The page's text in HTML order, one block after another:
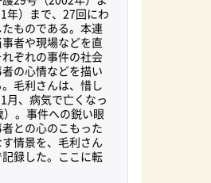
茂樹弁護士（大阪弁護士会）と交
プロで打たれた手紙が戸谷弁護士
年）まで、27回にわ
ものである。本連
者や現場などを直
ぞれの事件の社会
の心情などを描い
毛利さんは、惜し
月、病気で亡くなっ
）。事件への鋭い眼
との心のこもった
情景を、毛利さん
録した。ここに転